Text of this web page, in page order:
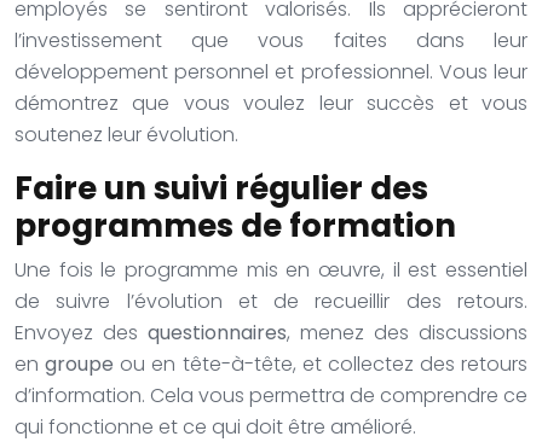
employés se sentiront valorisés. Ils apprécieront
l’investissement que vous faites dans leur
développement personnel et professionnel. Vous leur
démontrez que vous voulez leur succès et vous
soutenez leur évolution.
Faire un suivi régulier des
programmes de formation
Une fois le programme mis en œuvre, il est essentiel
de suivre l’évolution et de recueillir des retours.
Envoyez des questionnaires, menez des discussions
engroupe ou en tête-à-tête, et collectez des retours
d’information. Cela vous permettra de comprendre ce
qui fonctionne et ce qui doit être amélioré.